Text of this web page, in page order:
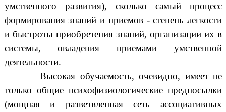
умственного развития), сколько самый процесс
формирования знаний и приемов - степень легкости
и быстроты приобретения знаний, организации их в
системы, овладения приемами умственной
деятельности.
Высокая обучаемость, очевидно, имеет не
только общие психофизиологические предпосылки
(мощная и разветвленная сеть ассоциативных